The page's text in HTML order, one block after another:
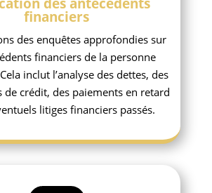
financiers
des enquêtes approfondies sur
financiers de la personne
inclut l’analyse des dettes, des
de crédit, des paiements en retard
litiges financiers passés.